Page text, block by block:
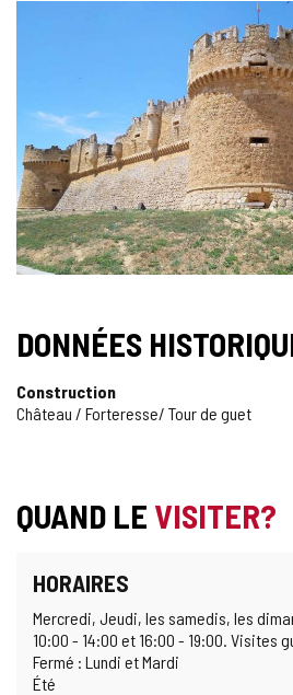
DONNÉES
Construction
Château / Forteresse/ Tour de guet
QUAND LE VISITER?
HORAIRES
Mercredi, Jeudi, les samedis, les
10:00 - 14:00 et 16:00 - 19:00. Visites
Fermé : Lundi et Mardi
Été